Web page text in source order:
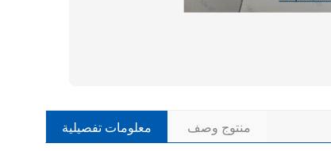
معلومات تفصيلية منتوج وصف